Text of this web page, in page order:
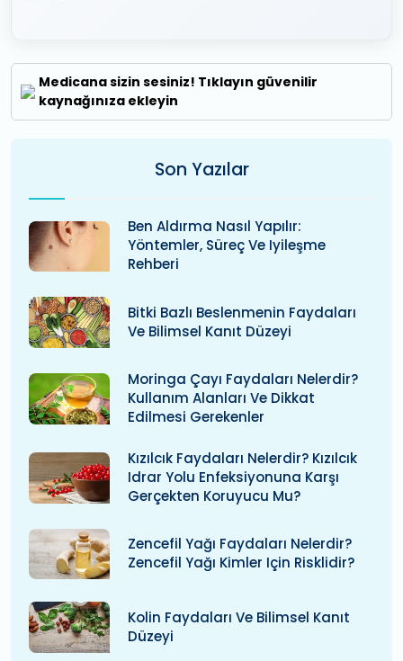
Medicana sizin sesiniz! Tıklayın güvenilir
kaynağınıza ekleyin
Son Yazılar
Ben Aldırma Nasıl Yapılır:
Yöntemler, Süreç Ve Iyileşme
Rehberi
Bitki Bazlı Beslenmenin Faydaları
Ve Bilimsel Kanıt Düzeyi
Moringa Çayı Faydaları Nelerdir?
Kullanım Alanları Ve Dikkat
Edilmesi Gerekenler
Kızılcık Faydaları Nelerdir? Kızılcık
Idrar Yolu Enfeksiyonuna Karşı
Gerçekten Koruyucu Mu?
Zencefil Yağı Faydaları Nelerdir?
Zencefil Yağı Kimler Için Risklidir?
Kolin Faydaları Ve Bilimsel Kanıt
Düzeyi